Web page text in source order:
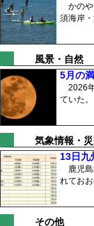
かのや
須海岸
風景・自然
5月の
2026
ていた
気象情報・
13日九
鹿児島
れてお
その他